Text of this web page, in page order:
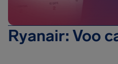
Ryanair: Voo